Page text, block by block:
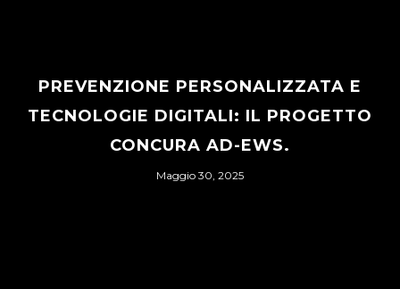
PREVENZIONE PERSONALIZZATA E
TECNOLOGIE DIGITALI: IL PROGETTO
CONCURA AD-EWS.
Maggio 30, 2025